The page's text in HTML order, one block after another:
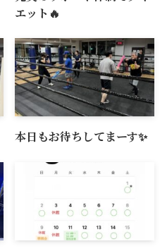
エット🔥
本日もお待ちしてまーす✨